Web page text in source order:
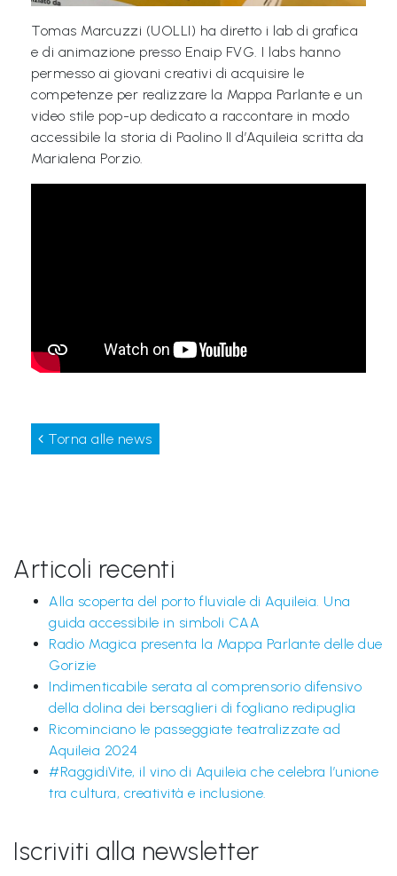
Tomas Marcuzzi (UOLLI) ha diretto i lab di grafica
e di animazione presso Enaip FVG. I labs hanno
permesso ai giovani creativi di acquisire le
competenze per realizzare la Mappa Parlante e un
video stile pop-up dedicato a raccontare in modo
accessibile la storia di Paolino II d’Aquileia scritta da
Marialena Porzio.
Torna alle news
Articoli recenti
Alla scoperta del porto fluviale di Aquileia. Una
guida accessibile in simboli CAA
Radio Magica presenta la Mappa Parlante delle due
Gorizie
Indimenticabile serata al comprensorio difensivo
della dolina dei bersaglieri di fogliano redipuglia
Ricominciano le passeggiate teatralizzate ad
Aquileia 2024
#RaggidiVite, il vino di Aquileia che celebra l’unione
tra cultura, creatività e inclusione.
Iscriviti alla newsletter